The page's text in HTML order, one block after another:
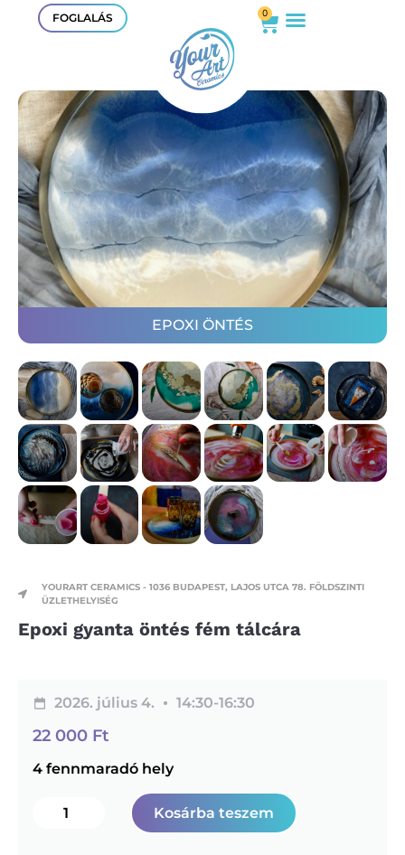
FOGLALÁS 0
EPOXI ÖNTÉS
YOURART CERAMICS - 1036 BUDAPEST, LAJOS UTCA 78. FÖLDSZINTI
ÜZLETHELYISÉG
Epoxi gyanta öntés fém tálcára
2026. július 4. 14:30-16:30
22 000 Ft
4 fennmaradó hely
Kosárba teszem